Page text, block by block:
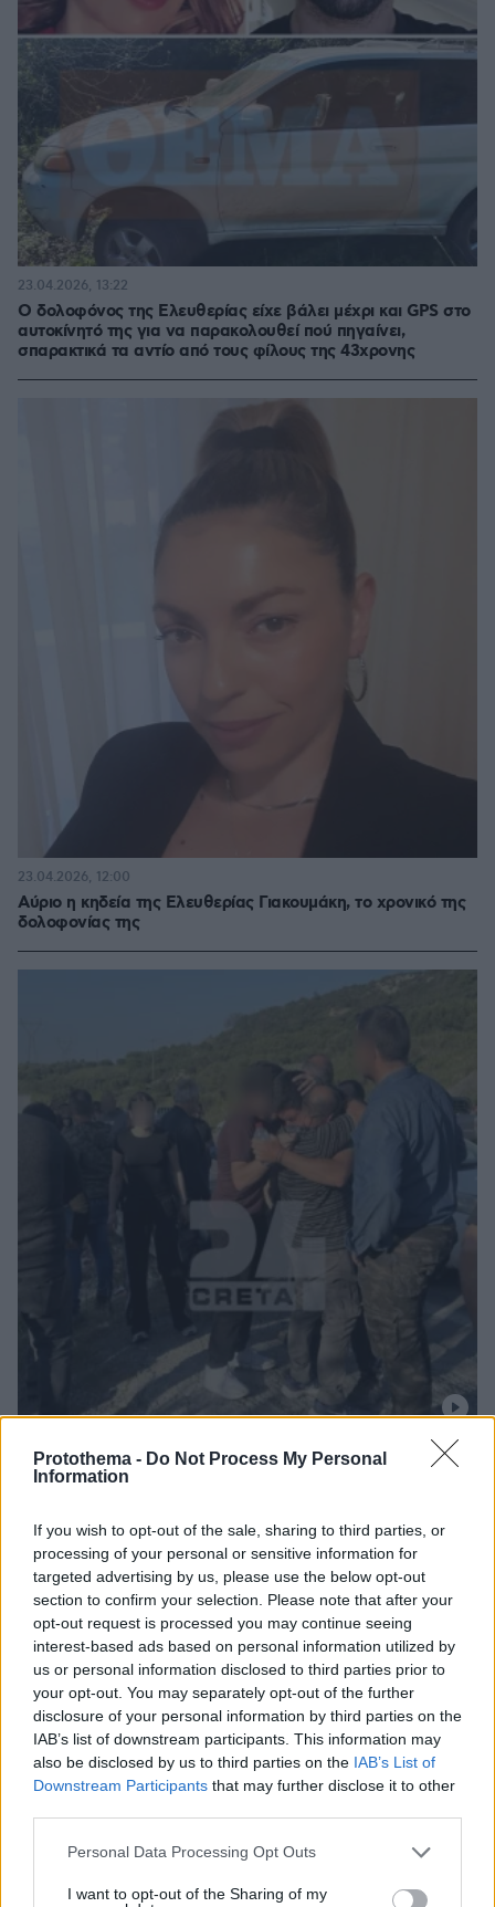
Protothema - Do Not Process My Personal
Information
If you wish to opt-out of the sale, sharing to third parties, or
processing of your personal or sensitive information for
targeted advertising by us, please use the below opt-out
section to confirm your selection. Please note that after your
opt-out request is processed you may continue seeing
interest-based ads based on personal information utilized by
us or personal information disclosed to third parties prior to
your opt-out. You may separately opt-out of the further
disclosure of your personal information by third parties on the
IAB’s list of downstream participants. This information may
also be disclosed by us to third parties on the IAB’s List of
Downstream Participants that may further disclose it to other
Please note that this website/app uses one or more Google
not limited to your visit or usage behaviour. You may click to
Personal Data Processing Opt Outs
I want to opt-out of the Sharing of my
Ο δολοφόνος της Ελευθερίας είχε βάλει μέχρι και GPS στο
αυτοκίνητό της για να παρακολουθεί πού πηγαίνει,
σπαρακτικά τα αντίο από τους φίλους της 43χρονης
23.04.2026, 13:22
Αύριο η κηδεία της Ελευθερίας Γιακουμάκη, το χρονικό της
δολοφονίας της
23.04.2026, 12:00
Ξέσπασαν σε λυγμούς οι συγγενείς της Ελευθερίας
22.04.2026, 18:57